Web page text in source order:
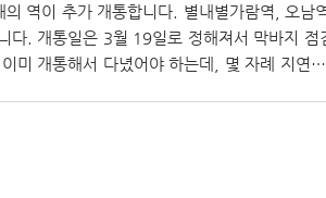
역이 추가 개통합니다. 별내별가람역, 오남
다. 개통일은 3월 19일로 정해져서 막바지 점
미 개통해서 다녔어야 하는데, 몇 자례 지연되
대 유지보수작업을 위한 진접차량기지가 너무
12월 개통 예정이었으나, 각종 인허가가 지연